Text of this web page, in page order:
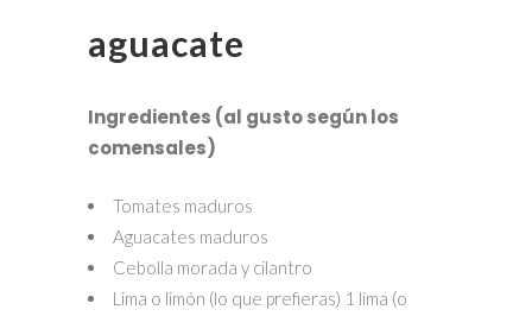
aguacate
Ingredientes (al gusto según los
comensales)
Tomates maduros
Aguacates maduros
Cebolla morada y cilantro
Lima o limón (lo que prefieras) 1 lima (o